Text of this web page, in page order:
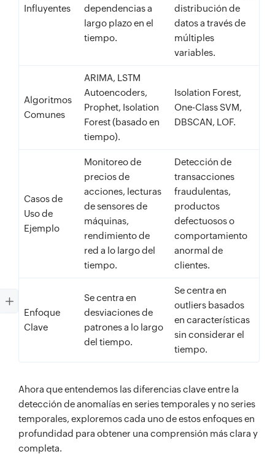
Influyentes
dependencias a
largo plazo en el
tiempo.
distribución de
datos a través de
múltiples
variables.
Algoritmos
Comunes
ARIMA, LSTM
Autoencoders,
Prophet, Isolation
Forest (basado en
tiempo).
Isolation Forest,
One-Class SVM,
DBSCAN, LOF.
Casos de
Uso de
Ejemplo
Monitoreo de
precios de
acciones, lecturas
de sensores de
máquinas,
rendimiento de
red a lo largo del
tiempo.
Detección de
transacciones
fraudulentas,
productos
defectuosos o
comportamiento
anormal de
clientes.
Enfoque
Clave
Se centra en
desviaciones de
patrones a lo largo
del tiempo.
Se centra en
outliers basados
en características
sin considerar el
tiempo.
Ahora que entendemos las diferencias clave entre la
detección de anomalías en series temporales y no series
temporales, exploremos cada uno de estos enfoques en
profundidad para obtener una comprensión más clara y
completa.